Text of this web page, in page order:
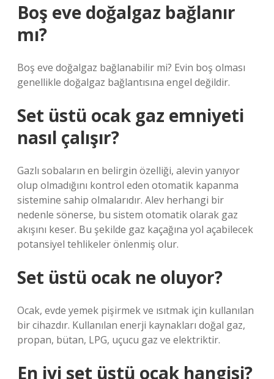
Boş eve doğalgaz bağlanır
mı?
Boş eve doğalgaz bağlanabilir mi? Evin boş olması
genellikle doğalgaz bağlantısına engel değildir.
Set üstü ocak gaz emniyeti
nasıl çalışır?
Gazlı sobaların en belirgin özelliği, alevin yanıyor
olup olmadığını kontrol eden otomatik kapanma
sistemine sahip olmalarıdır. Alev herhangi bir
nedenle sönerse, bu sistem otomatik olarak gaz
akışını keser. Bu şekilde gaz kaçağına yol açabilecek
potansiyel tehlikeler önlenmiş olur.
Set üstü ocak ne oluyor?
Ocak, evde yemek pişirmek ve ısıtmak için kullanılan
bir cihazdır. Kullanılan enerji kaynakları doğal gaz,
propan, bütan, LPG, uçucu gaz ve elektriktir.
En iyi set üstü ocak hangisi?